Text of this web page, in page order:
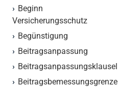
Beginn
Versicherungsschutz
Begünstigung
Beitragsanpassung
Beitragsanpassungsklausel
Beitragsbemessungsgrenze